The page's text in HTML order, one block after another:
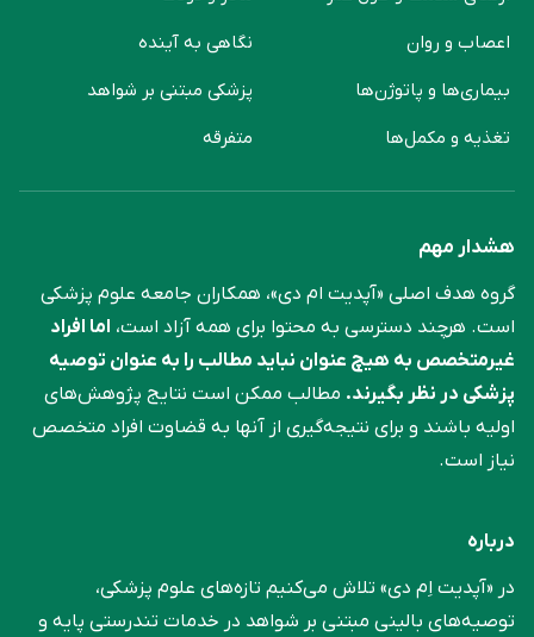
اعصاب و روان
بیماری‌ها و پاتوژن‌ها
تغذیه و مکمل‌ها
نگاهی به آینده
پزشکی مبتنی بر شواهد
متفرقه
هشدار مهم
گروه هدف اصلی «آپدیت ام دی»، همکاران جامعه علوم ‌پزشکی
است. هرچند دسترسی به محتوا برای همه آزاد است، اما افراد
غیرمتخصص به هیچ عنوان نباید مطالب را به عنوان توصیه
پزشکی در نظر بگیرند. مطالب ممکن است نتایج پژوهش‌های
اولیه باشند و برای نتیجه‌گیری از آنها به قضاوت افراد متخصص
نیاز است.
درباره
در «آپدیت اِم دی» تلاش می‌کنیم تازه‌های علوم پزشکی،
توصیه‌های بالینی مبتنی بر شواهد در خدمات تندرستی پایه و